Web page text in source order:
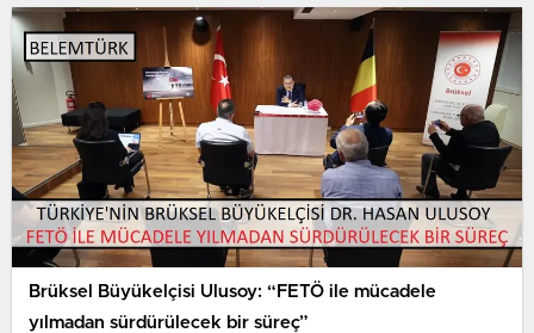
Brüksel Büyükelçisi Ulusoy: “FETÖ ile mücadele
yılmadan sürdürülecek bir süreç”